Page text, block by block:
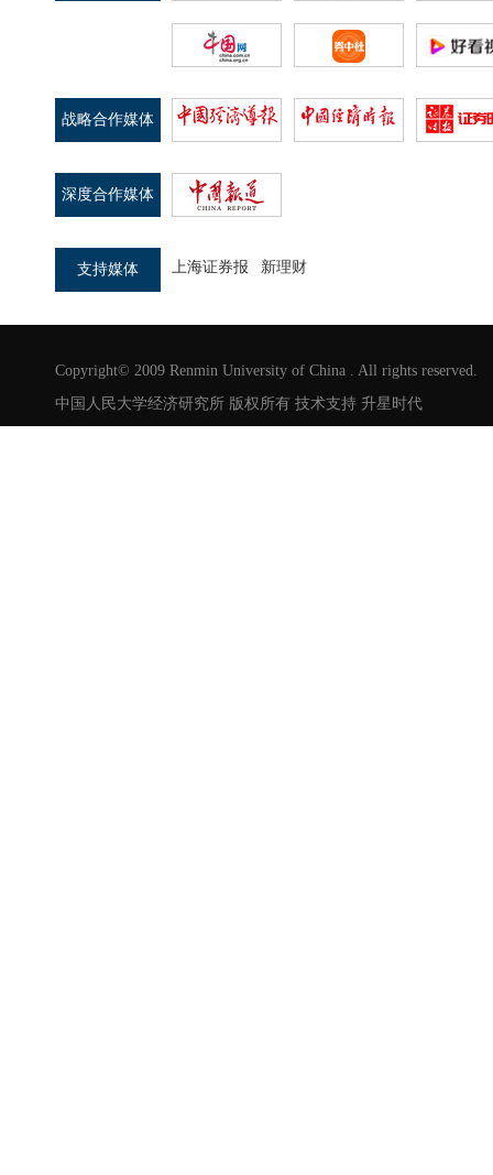
战略合作媒体
深度合作媒体
支持媒体 上海证券报 新理财
Copyright© 2009 Renmin University of China . All rights reserved.
中国人民大学经济研究所 版权所有 技术支持 升星时代